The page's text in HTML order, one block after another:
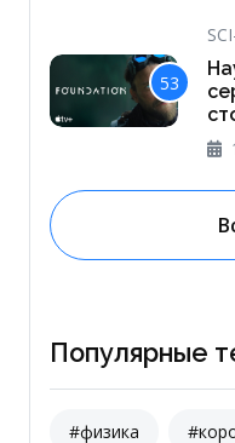
53
Популярные
#физика